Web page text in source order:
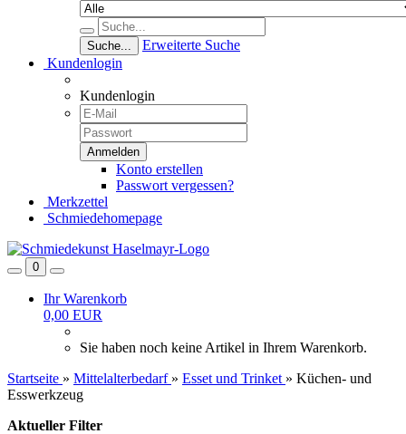
Suche...
Erweiterte Suche
Kundenlogin
Kundenlogin
Konto erstellen
Passwort vergessen?
Merkzettel
Schmiedehomepage
0
Ihr Warenkorb
0,00 EUR
Sie haben noch keine Artikel in Ihrem Warenkorb.
Startseite » Mittelalterbedarf » Esset und Trinket » Küchen- und
Esswerkzeug
Aktueller Filter